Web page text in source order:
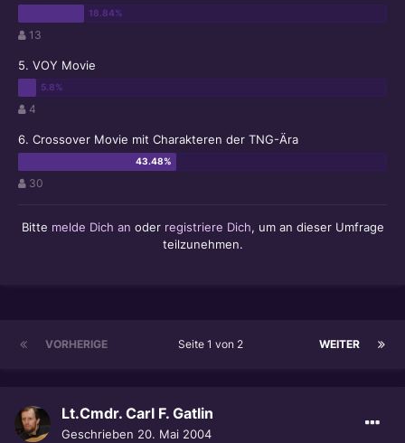
13
5. VOY Movie
4
6. Crossover Movie mit Charakteren der TNG-Ära
30
Bitte melde Dich an oder registriere Dich, um an dieser Umfrage
teilzunehmen.
VORHERIGE WEITER
Seite 1 von 2
Lt.Cmdr. Carl F. Gatlin
Geschrieben 20. Mai 2004